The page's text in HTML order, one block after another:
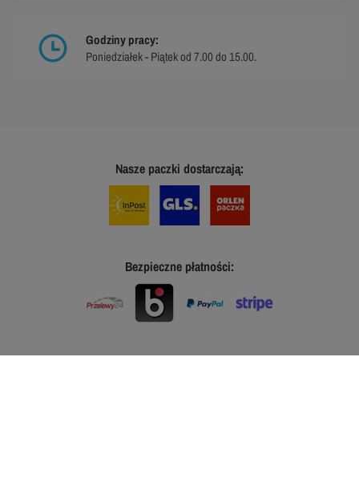
Godziny pracy:
Poniedziałek - Piątek od 7.00 do 15.00.
Nasze paczki dostarczają:
Bezpieczne płatności: